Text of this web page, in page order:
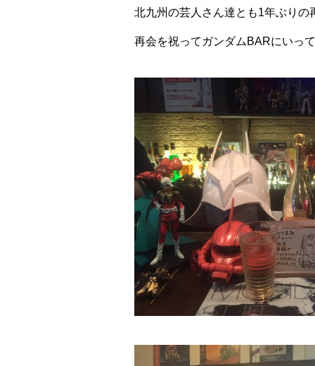
北九州の芸人さん達とも1年ぶりの
再会を祝ってガンダムBARにいっ